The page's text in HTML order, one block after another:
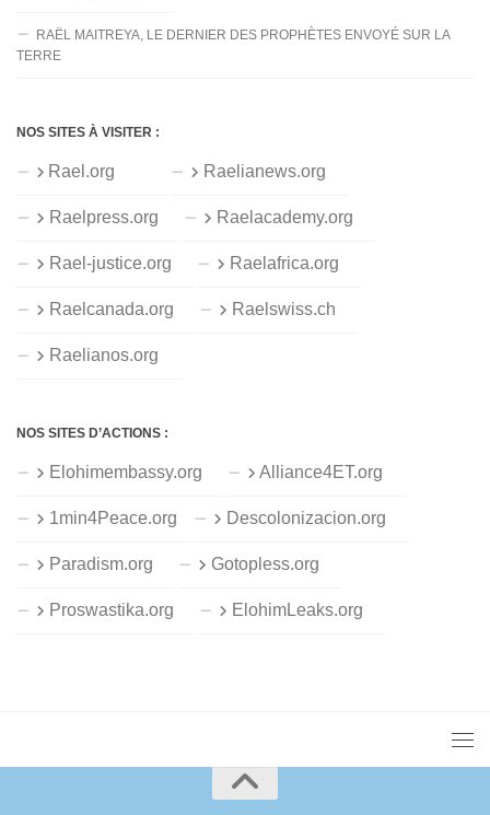
RAËL MAITREYA, LE DERNIER DES PROPHÈTES ENVOYÉ SUR LA
TERRE
NOS SITES À VISITER :
Rael.org Raelianews.org
Raelpress.org Raelacademy.org
Rael-justice.org Raelafrica.org
Raelcanada.org Raelswiss.ch
Raelianos.org
NOS SITES D’ACTIONS :
Elohimembassy.org Alliance4ET.org
1min4Peace.org Descolonizacion.org
Paradism.org Gotopless.org
Proswastika.org ElohimLeaks.org